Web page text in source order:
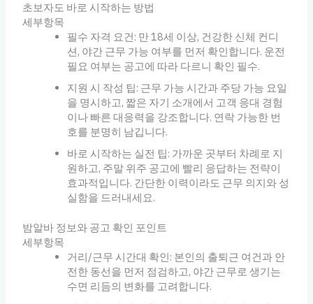
초보자도 바로 시작하는 방법
세부항목
필수 자격 요건: 만 18세 이상, 건강한 신체 컨디
션, 야간 근무 가능 여부를 먼저 확인합니다. 운전
필요 여부는 공고에 따라 다르니 확인 필수.
지원 시 작성 팁: 근무 가능 시간과 주당 가능 요일
을 명시하고, 짧은 자기 소개에서 고객 응대 경험
이나 빠른 대응력을 강조합니다. 연락 가능한 번
호를 분명히 남깁니다.
바로 시작하는 실전 팁: 가까운 곳부터 차례로 지
원하고, 주말 위주 공고에 빨리 응답하는 전략이
효과적입니다. 간단한 이력이라도 근무 의지와 성
실함을 드러내세요.
밤알바 정보와 공고 확인 포인트
세부항목
거리/근무 시간대 확인: 본인의 출퇴근 여건과 안
전한 동선을 먼저 점검하고, 야간 근무로 생기는
수면 리듬의 변화를 고려합니다.